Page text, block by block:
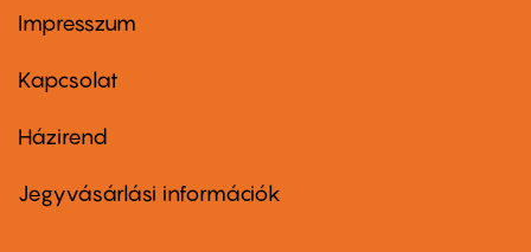
Footer
first
Impresszum
Kapcsolat
Footer
second
Házirend
Jegyvásárlási információk